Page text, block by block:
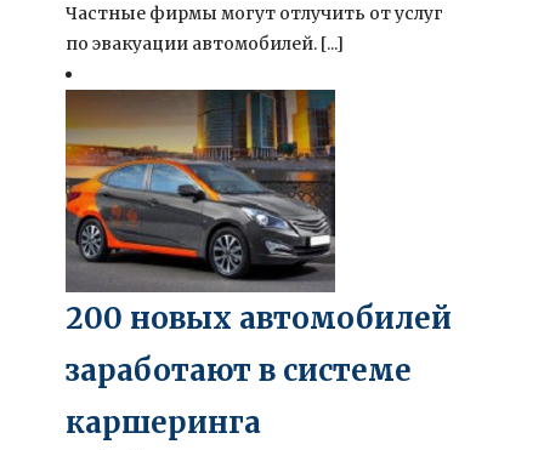
Частные фирмы могут отлучить от услуг
по эвакуации автомобилей. [...]
200 новых автомобилей
заработают в системе
каршеринга